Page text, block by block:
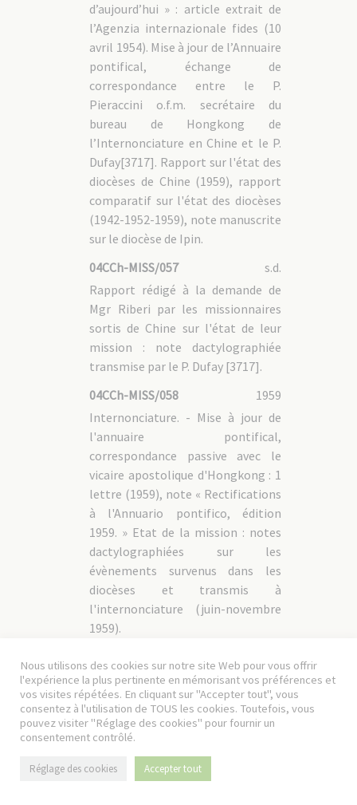
d’aujourd’hui » : article extrait de
l’Agenzia internazionale fides (10
avril 1954). Mise à jour de l’Annuaire
pontifical, échange de
correspondance entre le P.
Pieraccini o.f.m. secrétaire du
bureau de Hongkong de
l’Internonciature en Chine et le P.
Dufay[3717]. Rapport sur l'état des
diocèses de Chine (1959), rapport
comparatif sur l'état des diocèses
(1942-1952-1959), note manuscrite
sur le diocèse de Ipin.
04CCh-MISS/057
s.d.
Rapport rédigé à la demande de
Mgr Riberi par les missionnaires
sortis de Chine sur l'état de leur
mission : note dactylographiée
transmise par le P. Dufay [3717].
04CCh-MISS/058
1959
Internonciature. - Mise à jour de
l'annuaire pontifical,
correspondance passive avec le
vicaire apostolique d'Hongkong : 1
lettre (1959), note « Rectifications
à l'Annuario pontifico, édition
1959. » Etat de la mission : notes
dactylographiées sur les
évènements survenus dans les
diocèses et transmis à
l'internonciature (juin-novembre
1959).
Internonciature apostolique à
Nankin, catalogue des archives :
cahier dactylographié.
MISS/060
Projet de création d’un institut
diocésain d’études chinoises,
Nous utilisons des cookies sur notre site Web pour vous offrir
l'expérience la plus pertinente en mémorisant vos préférences et
vos visites répétées. En cliquant sur "Accepter tout", vous
consentez à l'utilisation de TOUS les cookies. Toutefois, vous
pouvez visiter "Réglage des cookies" pour fournir un
consentement contrôlé.
Réglage des cookies Accepter tout